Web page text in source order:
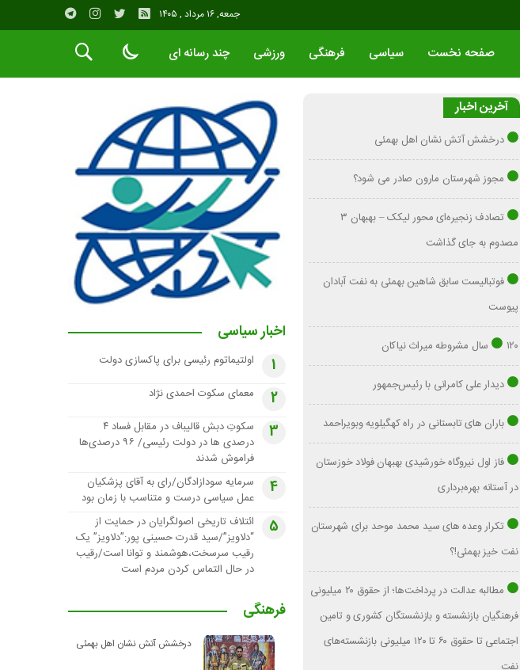
جمعه, ۱۶ مرداد , ۱۴۰۵
صفحه نخست سیاسی فرهنگی ورزشی چند رسانه ای
آخرین اخبار
درخشش آتش نشان اهل بهمئی
مجوز شهرستان مارون صادر می شود؟
تصادف زنجیره‌ای محور لیکک – بهبهان ۳
مصدوم به جای گذاشت
فوتبالیست سابق شاهین بهمئی به نفت آبادان
پیوست
۱۲۰ سال مشروطه میراث نیاکان
دیدار علی کامرانی با رئیس‌جمهور
باران های تابستانی در راه کهگیلویه وبویراحمد
فاز اول نیروگاه خورشیدی بهبهان فولاد خوزستان
در آستانه بهره‌برداری
تکرار وعده های سید محمد موحد برای شهرستان
نفت خیز بهمئی!؟
مطالبه عدالت در پرداخت‌ها؛ از حقوق ۲۰ میلیونی
فرهنگیان بازنشسته و بازنشستگان کشوری و تامین
اجتماعی تا حقوق ۶۰ تا ۱۲۰ میلیونی بازنشسته‌های
فرهنگی
درخشش آتش نشان اهل بهمئی
اخبار سیاسی
1 اولتیماتوم رئیسی برای پاکسازی دولت
2 معمای سکوت احمدی نژاد
3
سکوتِ دبش قالیباف در مقابل فساد ۴
درصدی ها در دولت رئیسی/ ۹۶ درصدی‌ها
فراموش شدند
4
سرمایه سودازادگان/رای به آقای پزشکیان
عمل سیاسی درست و متناسب با زمان بود
5
ائتلاف تاریخی اصولگرایان در حمایت از
“دلاویز”/سید قدرت حسینی پور:”دلاویز” یک
رقیب سرسخت،هوشمند و توانا است/رقیب
در حال التماس کردن مردم است